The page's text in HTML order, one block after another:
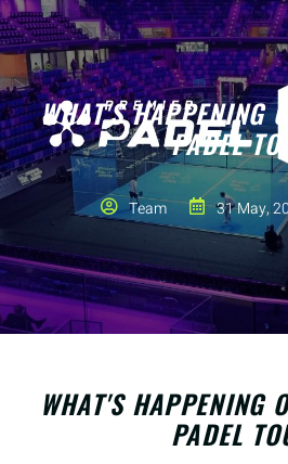
WHAT'S HAPPENING
PADEL
Team 31 May,
WHAT'S HAPPENING
PADEL